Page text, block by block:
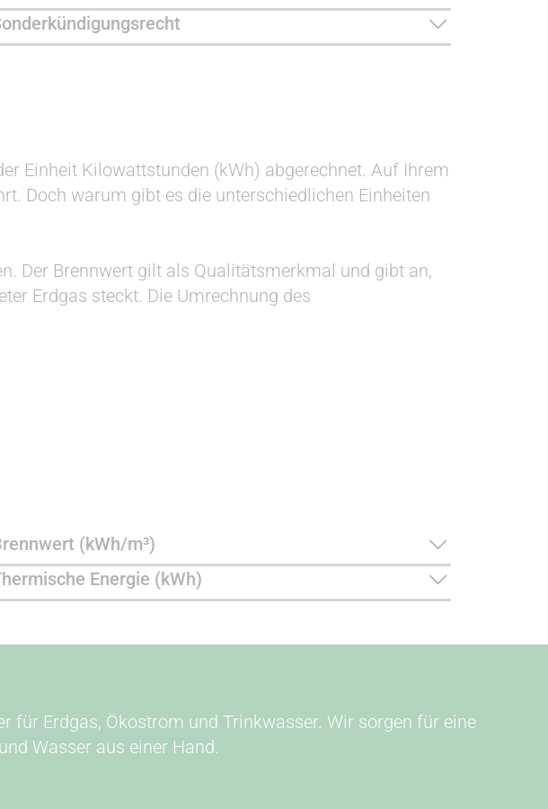
Einheit Kilowattstunden (kWh) abgerechnet. Auf Ihrem
Doch warum gibt es die unterschiedlichen Einheiten
Der Brennwert gilt als Qualitätsmerkmal und gibt an,
Erdgas steckt. Die Umrechnung des
(kWh/m³)
Energie (kWh)
für Erdgas, Ökostrom und Trinkwasser. Wir sorgen für eine
Wasser aus einer Hand.